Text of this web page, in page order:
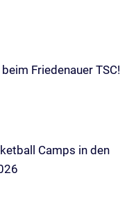
Friedenauer TSC!
Camps in den